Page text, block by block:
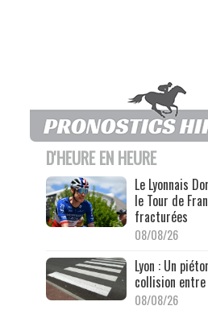
D'HEURE EN HEURE
Le Lyonnais
le Tour de
fracturées
08/08/26
Lyon : Un
collision
08/08/26